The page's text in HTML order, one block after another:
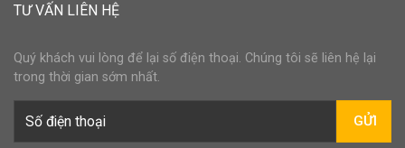
TƯ VẤN LIÊN HỆ
Quý khách vui lòng để lại số điện thoại. Chúng tôi sẽ liên hệ lại
trong thời gian sớm nhất.
GỬI